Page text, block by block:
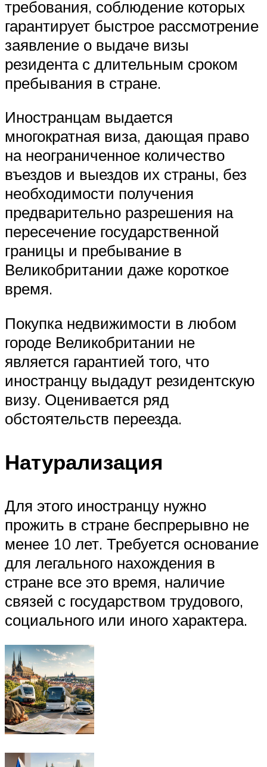
требования, соблюдение которых
гарантирует быстрое рассмотрение
заявление о выдаче визы
резидента с длительным сроком
пребывания в стране.
Иностранцам выдается
многократная виза, дающая право
на неограниченное количество
въездов и выездов их страны, без
необходимости получения
предварительно разрешения на
пересечение государственной
границы и пребывание в
Великобритании даже короткое
время.
Покупка недвижимости в любом
городе Великобритании не
является гарантией того, что
иностранцу выдадут резидентскую
визу. Оценивается ряд
обстоятельств переезда.
Натурализация
Для этого иностранцу нужно
прожить в стране беспрерывно не
менее 10 лет. Требуется основание
для легального нахождения в
стране все это время, наличие
связей с государством трудового,
социального или иного характера.